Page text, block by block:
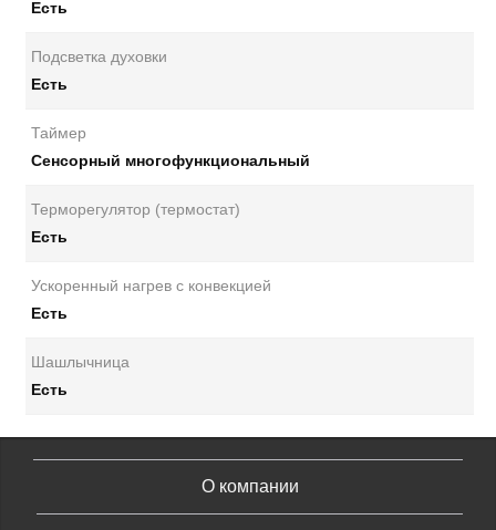
Есть
Подсветка духовки
Есть
Таймер
Сенсорный многофункциональный
Терморегулятор (термостат)
Есть
Ускоренный нагрев с конвекцией
Есть
Шашлычница
Есть
О компании